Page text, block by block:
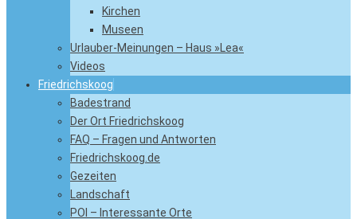
Kirchen
Museen
Urlauber-Meinungen – Haus »Lea«
Videos
Friedrichskoog
Badestrand
Der Ort Friedrichskoog
FAQ – Fragen und Antworten
Friedrichskoog.de
Gezeiten
Landschaft
POI – Interessante Orte